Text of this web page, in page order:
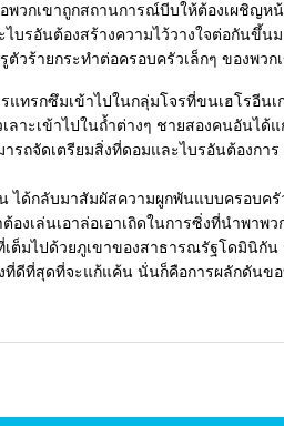
อพวกเขาถูกสถานการณ์บีบให้ต้องเผชิญ
บรอันต้องสร้างความไว้วางใจต่อกันขึ้น
วร้ายกระทำต่อครอบครัวเล็กๆ ของพวก
แทรกซึมเข้าไปในกลุ่มโจรที่ขนเฮโรอีน
ลาะเข้าไปในถ้ำต่างๆ ชายสองคนอันไ
ถจัดเตรียมสิ่งที่ดอมและไบรอันต้องกา
ได้กลับมาสัมผัสความผูกพันแบบครอบครั
เล่นเอาล่อเอาเถิดในการซิ่งที่นำพาพว
มไปด้วยภูเขาของสาธารณรัฐโดมินิกัน
ดีที่สุดที่จะแก้แค้น นั่นก็คือการผลักดันข